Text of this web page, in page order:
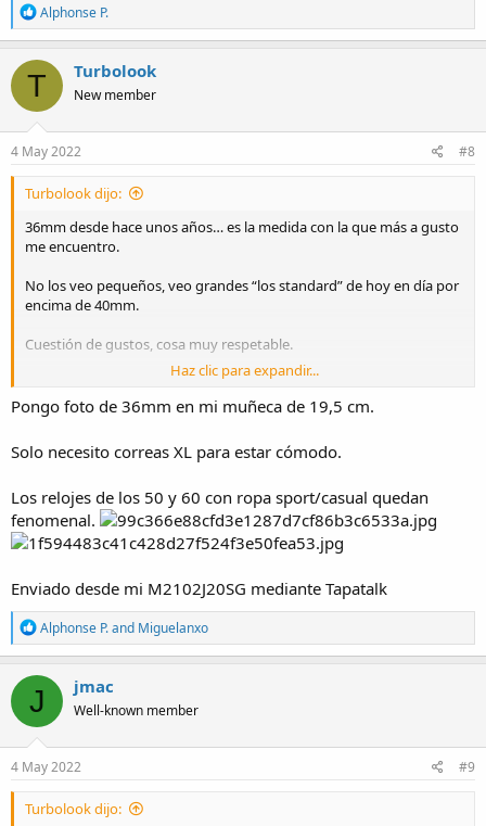
R
e
a
c
t
o
n
s
Alphonse P.
T Turbolook
New member
4 May 2022 #8
Turbolook dijo:
36mm desde hace unos años… es la medida con la que más a gusto
me encuentro.
No los veo pequeños, veo grandes “los standard” de hoy en día por
encima de 40mm.
Cuestión de gustos, cosa muy respetable.
Enviado desde mi iPad utilizando Tapatalk Pro
Haz clic para expandir...
Pongo foto de 36mm en mi muñeca de 19,5 cm.
Solo necesito correas XL para estar cómodo.
Los relojes de los 50 y 60 con ropa sport/casual quedan
fenomenal.
Enviado desde mi M2102J20SG mediante Tapatalk
R
e
a
c
t
i
o
n
s
Alphonse P.and Miguelanxo
J jmac
Well-known member
4 May 2022 #9
Turbolook dijo: